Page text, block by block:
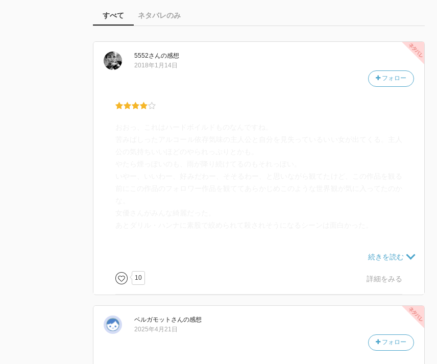
すべて ネタバレのみ
5552さんの感想
フォロー
2018年1月14日
でもラストは吃驚した。
これで『ブレードランナー2049』が観れるぞ!
10 詳細をみる
ベルガモット さんの感想
フォロー
2025年4月21日